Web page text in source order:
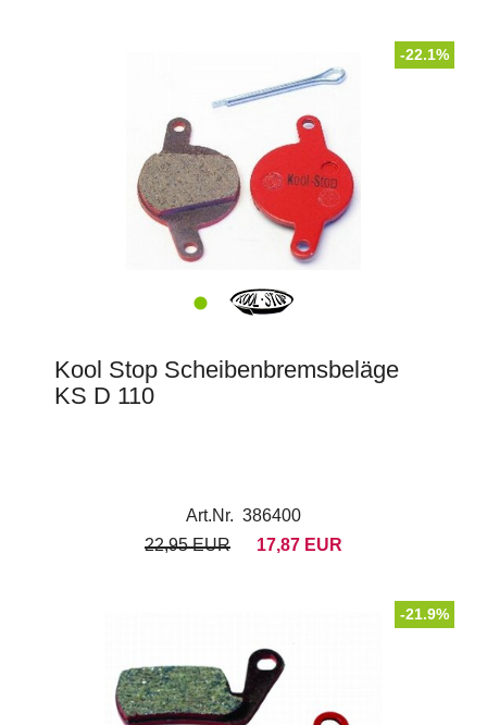
-22.1%
Kool Stop Scheibenbremsbeläge
KS D 110
Art.Nr. 386400
22,95 EUR
17,87 EUR
-21.9%